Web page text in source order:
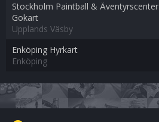
Stockholm Paintball & Äventyrscenter
Gokart
Upplands Väsby
Enköping Hyrkart
Enköping